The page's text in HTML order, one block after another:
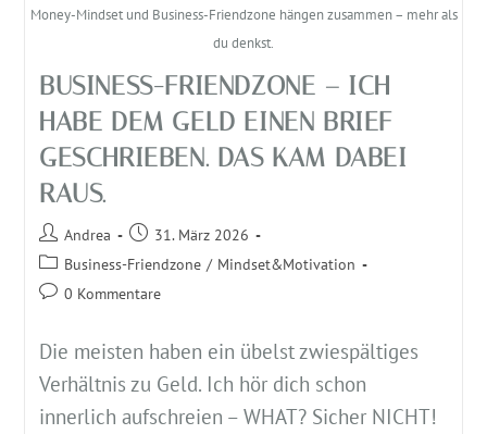
Money-Mindset und Business-Friendzone hängen zusammen – mehr als
du denkst.
BUSINESS-FRIENDZONE – ICH
HABE DEM GELD EINEN BRIEF
GESCHRIEBEN. DAS KAM DABEI
RAUS.
Andrea
31. März 2026
Business-Friendzone / Mindset&Motivation
0 Kommentare
Die meisten haben ein übelst zwiespältiges
Verhältnis zu Geld. Ich hör dich schon
innerlich aufschreien – WHAT? Sicher NICHT!